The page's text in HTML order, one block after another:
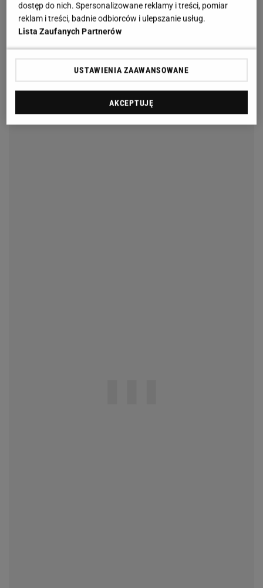
dostęp do nich. Spersonalizowane reklamy i treści, pomiar
reklam i treści, badnie odbiorców i ulepszanie usług.
Lista Zaufanych Partnerów
USTAWIENIA ZAAWANSOWANE
AKCEPTUJĘ